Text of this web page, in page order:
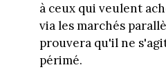
à ceux qui veulent
via les marchés
prouvera qu'il ne
périmé.